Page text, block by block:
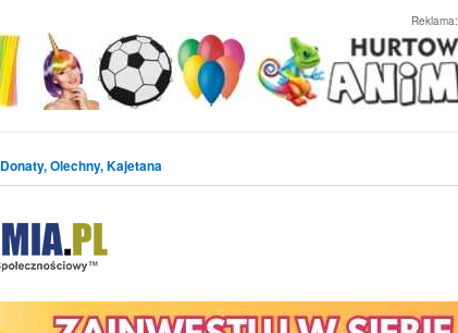
Reklama:
Donaty, Olechny, Kajetana